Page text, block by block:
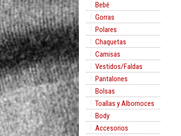
Bebé
Gorras
Polares
Chaquetas
Camisas
Vestidos/Faldas
Pantalones
Bolsas
Toallas y Albornoces
Body
Accesorios